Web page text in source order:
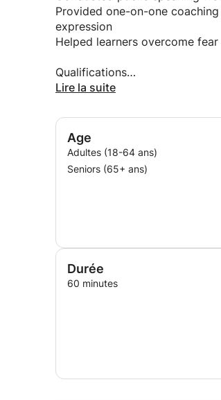
Provided one-on-one
expression
Helped learners overcome
Qualifications
Strong expertise in French
Focus on real results:
I don’t just teach French — I
Lire la suite
Age
Adultes (18-64 ans)
Seniors (65+ ans)
Durée
60 minutes